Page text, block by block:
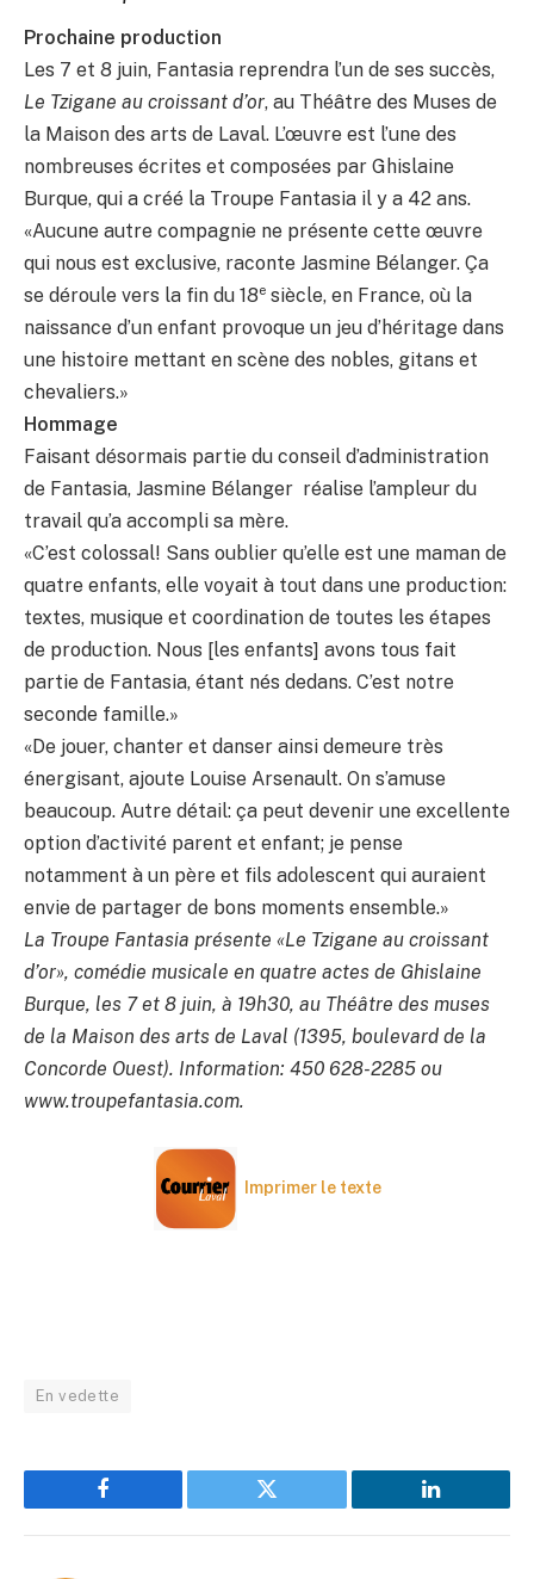
Prochaine production
Les 7 et 8 juin, Fantasia reprendra l’un de ses succès,
Le Tzigane au croissant d’or, au Théâtre des Muses de
la Maison des arts de Laval. L’œuvre est l’une des
nombreuses écrites et composées par Ghislaine
Burque, qui a créé la Troupe Fantasia il y a 42 ans.
«Aucune autre compagnie ne présente cette œuvre
qui nous est exclusive, raconte Jasmine Bélanger. Ça
se déroule vers la fin du 18e siècle, en France, où la
naissance d’un enfant provoque un jeu d’héritage dans
une histoire mettant en scène des nobles, gitans et
chevaliers.»
Hommage
Faisant désormais partie du conseil d’administration
de Fantasia, Jasmine Bélanger réalise l’ampleur du
travail qu’a accompli sa mère.
«C’est colossal! Sans oublier qu’elle est une maman de
quatre enfants, elle voyait à tout dans une production:
textes, musique et coordination de toutes les étapes
de production. Nous [les enfants] avons tous fait
partie de Fantasia, étant nés dedans. C’est notre
seconde famille.»
«De jouer, chanter et danser ainsi demeure très
énergisant, ajoute Louise Arsenault. On s’amuse
beaucoup. Autre détail: ça peut devenir une excellente
option d’activité parent et enfant; je pense
notamment à un père et fils adolescent qui auraient
envie de partager de bons moments ensemble.»
La Troupe Fantasia présente «Le Tzigane au croissant
d’or», comédie musicale en quatre actes de Ghislaine
Burque, les 7 et 8 juin, à 19h30, au Théâtre des muses
de la Maison des arts de Laval (1395, boulevard de la
Concorde Ouest). Information: 450 628-2285 ou
www.troupefantasia.com.
Imprimer le texte
En vedette
Facebook Twitter LinkedIn